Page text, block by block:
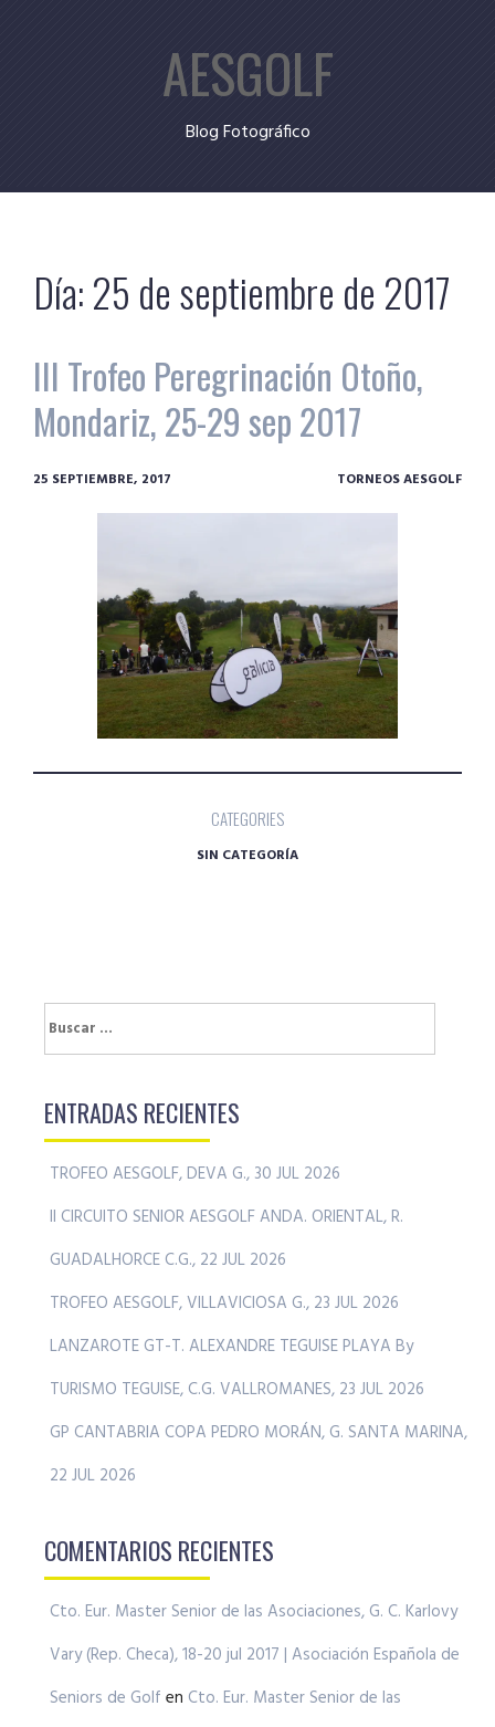
AESGOLF
Blog Fotográfico
Día:25 de septiembre de 2017
III Trofeo Peregrinación Otoño,
Mondariz, 25-29 sep 2017
25 SEPTIEMBRE, 2017 TORNEOS AESGOLF
CATEGORIES
SIN CATEGORÍA
Buscar:
ENTRADAS RECIENTES
TROFEO AESGOLF, DEVA G., 30 JUL 2026
II CIRCUITO SENIOR AESGOLF ANDA. ORIENTAL, R.
GUADALHORCE C.G., 22 JUL 2026
TROFEO AESGOLF, VILLAVICIOSA G., 23 JUL 2026
LANZAROTE GT-T. ALEXANDRE TEGUISE PLAYA By
TURISMO TEGUISE, C.G. VALLROMANES, 23 JUL 2026
GP CANTABRIA COPA PEDRO MORÁN, G. SANTA MARINA,
22 JUL 2026
COMENTARIOS RECIENTES
Cto. Eur. Master Senior de las Asociaciones, G. C. Karlovy
Vary (Rep. Checa), 18-20 jul 2017 | Asociación Española de
Seniors de Golf en Cto. Eur. Master Senior de las